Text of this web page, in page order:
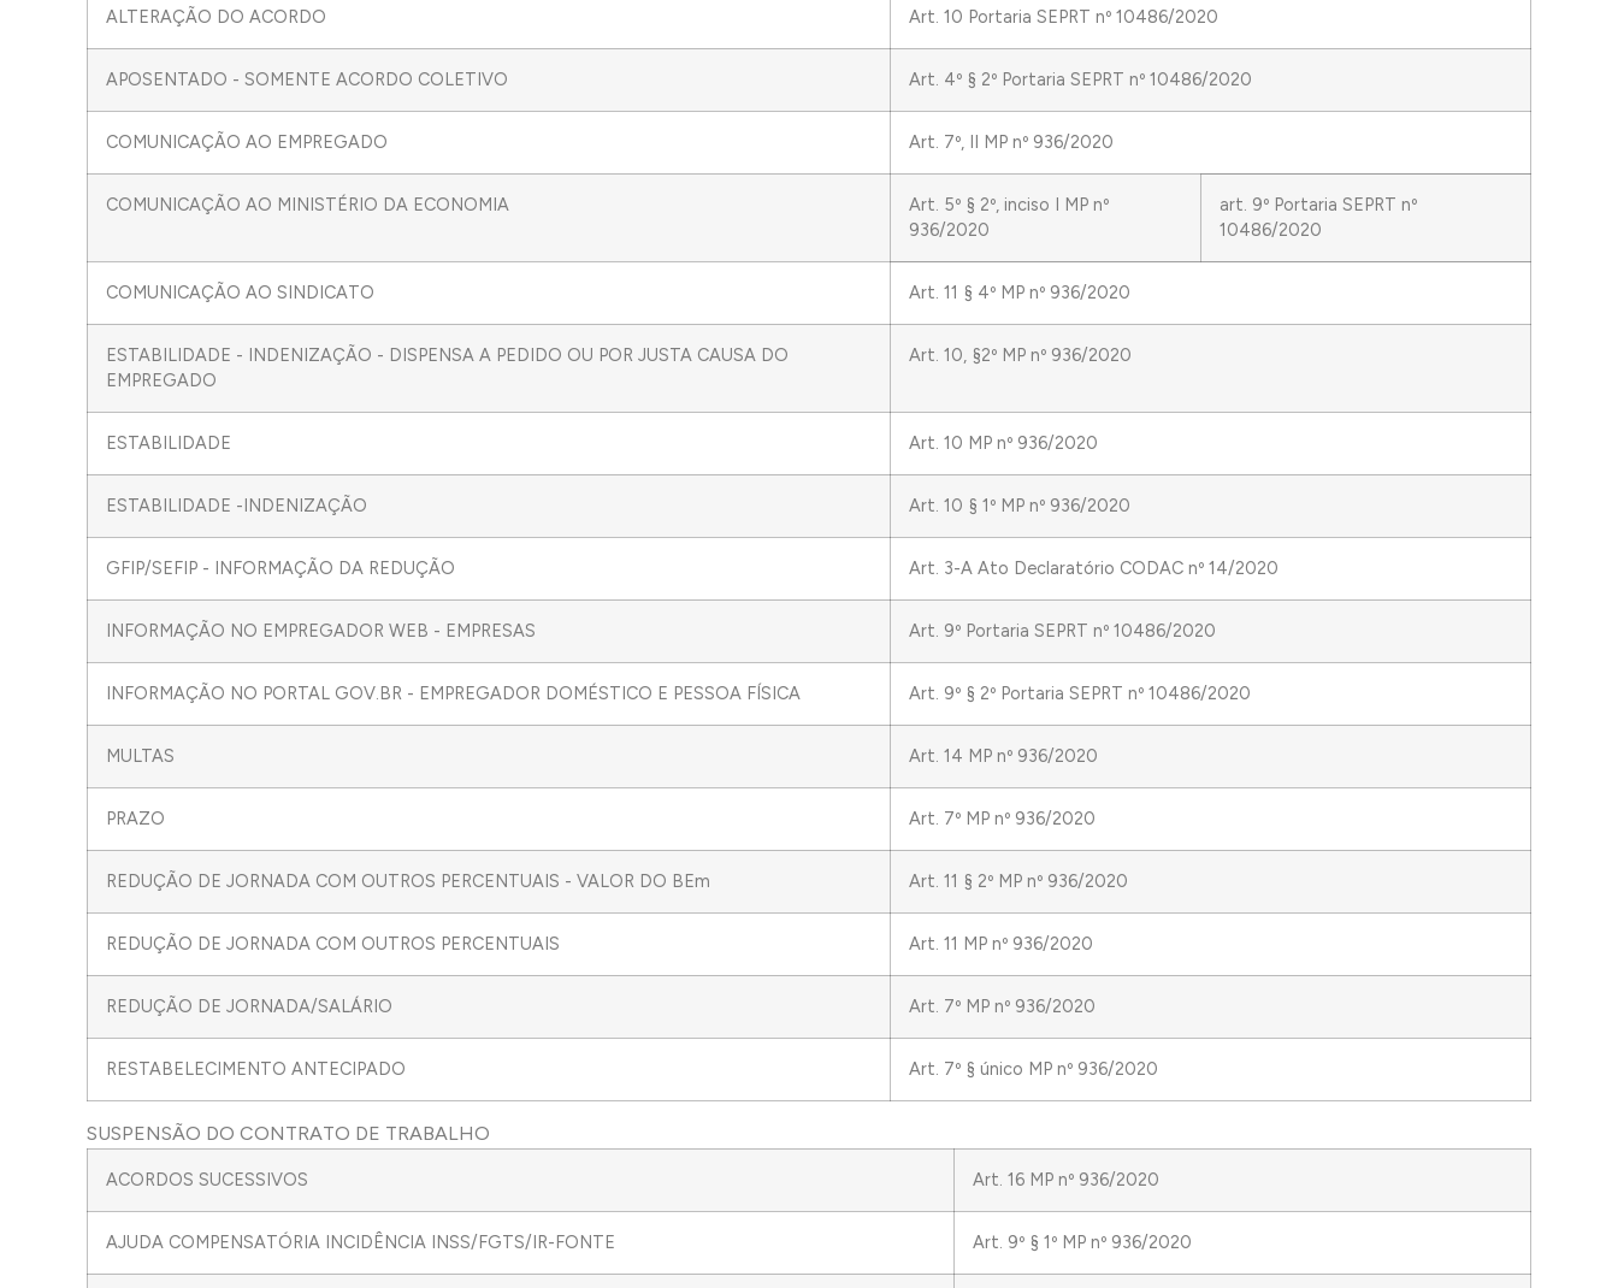
ALTERAÇÃO DO ACORDO Art. 10 Portaria SEPRT nº 10486/2020
APOSENTADO - SOMENTE ACORDO COLETIVO Art. 4º § 2º Portaria SEPRT nº 10486/2020
COMUNICAÇÃO AO EMPREGADO Art. 7º, II MP nº 936/2020
COMUNICAÇÃO AO MINISTÉRIO DA ECONOMIA
Art. 5º § 2º, inciso I MP nº
936/2020
art. 9º Portaria SEPRT nº
10486/2020
COMUNICAÇÃO AO SINDICATO Art. 11 § 4º MP nº 936/2020
ESTABILIDADE - INDENIZAÇÃO - DISPENSA A PEDIDO OU POR JUSTA CAUSA DO
EMPREGADO
Art. 10, §2º MP nº 936/2020
ESTABILIDADE Art. 10 MP nº 936/2020
ESTABILIDADE -INDENIZAÇÃO Art. 10 § 1º MP nº 936/2020
GFIP/SEFIP - INFORMAÇÃO DA REDUÇÃO Art. 3-A Ato Declaratório CODAC nº 14/2020
INFORMAÇÃO NO EMPREGADOR WEB - EMPRESAS Art. 9º Portaria SEPRT nº 10486/2020
INFORMAÇÃO NO PORTAL GOV.BR - EMPREGADOR DOMÉSTICO E PESSOA FÍSICA Art. 9º § 2º Portaria SEPRT nº 10486/2020
MULTAS Art. 14 MP nº 936/2020
PRAZO Art. 7º MP nº 936/2020
REDUÇÃO DE JORNADA COM OUTROS PERCENTUAIS - VALOR DO BEm Art. 11 § 2º MP nº 936/2020
REDUÇÃO DE JORNADA COM OUTROS PERCENTUAIS Art. 11 MP nº 936/2020
REDUÇÃO DE JORNADA/SALÁRIO Art. 7º MP nº 936/2020
RESTABELECIMENTO ANTECIPADO Art. 7º § único MP nº 936/2020
SUSPENSÃO DO CONTRATO DE TRABALHO
ACORDOS SUCESSIVOS Art. 16 MP nº 936/2020
AJUDA COMPENSATÓRIA INCIDÊNCIA INSS/FGTS/IR-FONTE Art. 9º § 1º MP nº 936/2020